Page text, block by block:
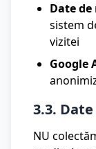
Date
sistem
vizitei
Google
3.3.
NU